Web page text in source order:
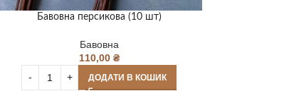
Бавовна персикова (10 шт)
Бавовна
110,00 ₴
ДОДАТИ В КОШИК